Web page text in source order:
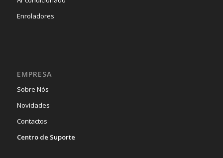
Enroladores
EMPRESA
Sobre Nós
Novidades
Contactos
Centro de Suporte